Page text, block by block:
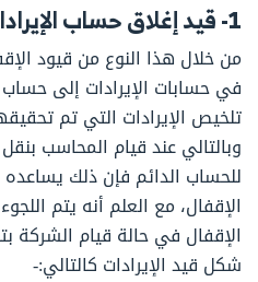
1- قيد إغلاق حساب الإيرادات إلى ملخص الدخل
من خلال هذا النوع من قيود
في حسابات الإيرادات إلى
تلخيص الإيرادات التي تم
وبالتالي عند قيام المحاسب
للحساب الدائم فإن ذلك
الإقفال، مع العلم أنه يتم
الإقفال في حالة قيام الشركة
شكل قيد الإيرادات كالتالي:-